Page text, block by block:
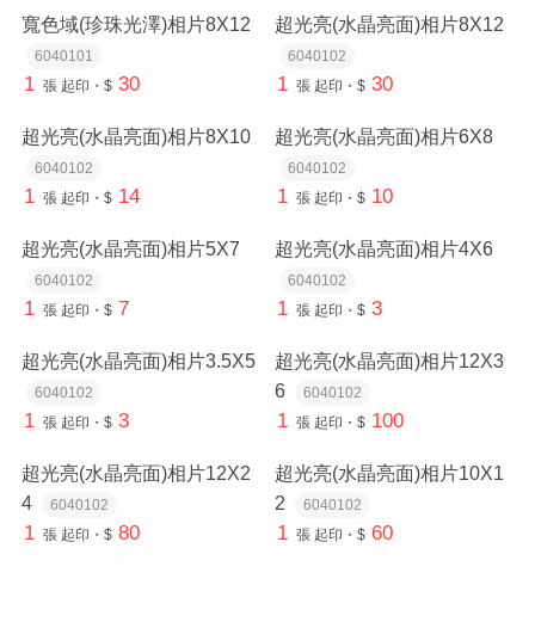
寬色域(珍珠光澤)相片8X12
6040101
1 張 起印・$ 30
超光亮(水晶亮面)相片8X12
6040102
1 張 起印・$ 30
超光亮(水晶亮面)相片8X10
6040102
1 張 起印・$ 14
超光亮(水晶亮面)相片6X8
6040102
1 張 起印・$ 10
超光亮(水晶亮面)相片5X7
6040102
1 張 起印・$ 7
超光亮(水晶亮面)相片4X6
6040102
1 張 起印・$ 3
超光亮(水晶亮面)相片3.5X5
6040102
1 張 起印・$ 3
超光亮(水晶亮面)相片12X3
6
6040102
1 張 起印・$ 100
超光亮(水晶亮面)相片12X2
4
6040102
1 張 起印・$ 80
超光亮(水晶亮面)相片10X1
2
6040102
1 張 起印・$ 60